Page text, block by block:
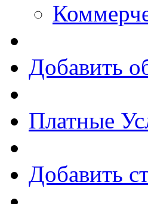
Добавить
Платные
Добавить